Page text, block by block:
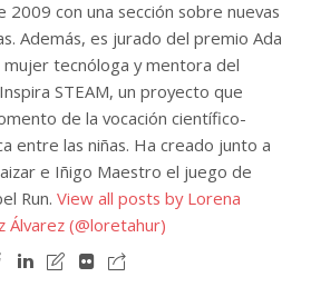
2009 con una sección sobre nuevas
Además, es jurado del premio Ada
mujer tecnóloga y mentora del
STEAM, un proyecto que
de la vocación científico-
entre las niñas. Ha creado junto a
e Iñigo Maestro el juego de
Run. View all posts by Lorena
Álvarez (@loretahur)